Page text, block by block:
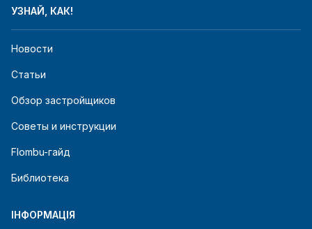
УЗНАЙ, КАК!
Новости
Статьи
Обзор застройщиков
Советы и инструкции
Flombu-гайд
Библиотека
ІНФОРМАЦІЯ